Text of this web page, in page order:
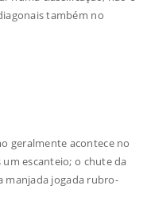
também no
geralmente acontece no
escanteio; o chute da
manjada jogada rubro-